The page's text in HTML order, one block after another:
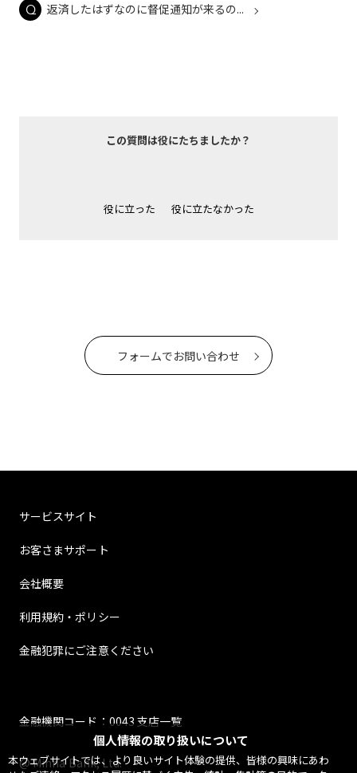
個人情報の取り扱いについて
本ウェブサイトでは、より良いサイト体験の提供、皆様の興味にあわ
返済したはずなのに督促通知が来るの...
この質問は役にたちましたか？
役に立った 役に立たなかった
フォームでお問い合わせ
サービスサイト
お客さまサポート
会社概要
利用規約・ポリシー
金融犯罪にご注意ください
金融機関コード：0043 支店一覧
@ Minna Bank, Ltd.